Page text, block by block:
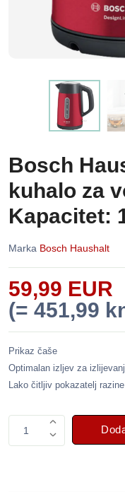
Bosch
kuhalo za
Kapacitet:
Marka Bosch Haushalt
59,99 EUR
(= 451,99
Prikaz čaše
Optimalan izljev za
Lako čitljiv pokazatelj
1